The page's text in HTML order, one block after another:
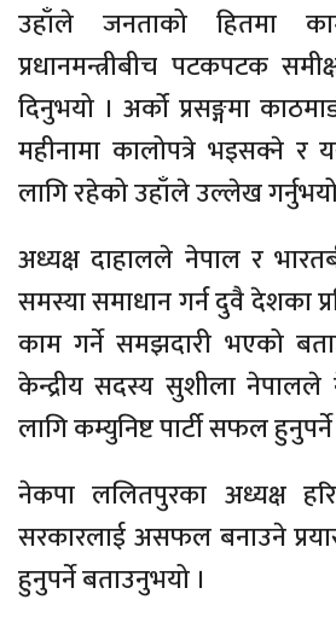
उहाँले जनताको हितमा
प्रधानमन्त्रीबीच पटकपटक
दिनुभयो । अर्को प्रसङ्गमा
महीनामा कालोपत्रे भइसक्ने र
लागि रहेको उहाँले उल्लेख
अध्यक्ष दाहालले नेपाल र
समस्या समाधान गर्न दुवै देशका
काम गर्ने समझदारी भएको
केन्द्रीय सदस्य सुशीला
लागि कम्युनिष्ट पार्टी सफल
नेकपा ललितपुरका अध्यक्ष
सरकारलाई असफल बनाउने
हुनुपर्ने बताउनुभयो ।